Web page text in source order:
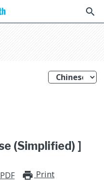
search
(Simplified) ]
Print